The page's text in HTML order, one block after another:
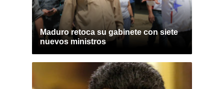
Maduro retoca su gabinete con siete
nuevos ministros